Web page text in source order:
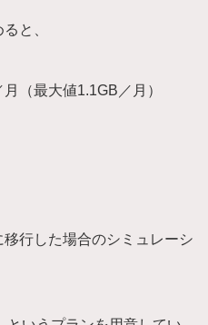
と、
（最大値1.1GB／月）
行した場合のシミュレーシ